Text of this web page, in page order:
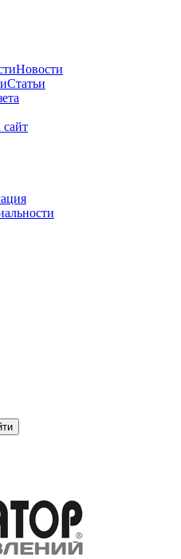
Новости
Статьи
сайт